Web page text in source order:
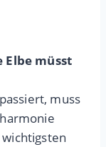
Elbe müsst
muss